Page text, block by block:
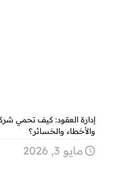
إدارة العقود: كيف تحمي
والأخطاء والخسائر؟
مايو 3, 2026